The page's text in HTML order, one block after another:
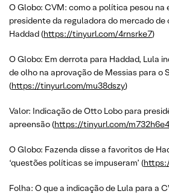
O Globo: CVM: como a política pesou na
presidente da reguladora do mercado
Haddad (https://tinyurl.com/4rnsrke7)
O Globo: Em derrota para Haddad, Lula
de olho na aprovação de Messias para o
(https://tinyurl.com/mu38dszy)
Valor: Indicação de Otto Lobo para
apreensão (https://tinyurl.com/m732h6e4
O Globo: Fazenda disse a favoritos de
‘questões políticas se impuseram’ (
Folha: O que a indicação de Lula para a